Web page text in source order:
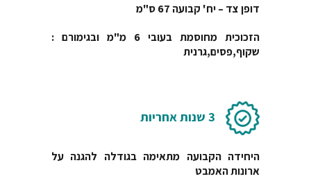
דופן צד – יח' קבועה 67 ס"מ
הזכוכית מחוסמת ב
עובי 6 מ"מ ובגימורם :
שקוף,פסים,גרנית
3 שנות אחריות
היחידה הקבועה מתאימה בגודלה להגנה על
ארונות האמבט